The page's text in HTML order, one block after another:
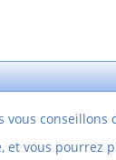
vous
et vous pourrez